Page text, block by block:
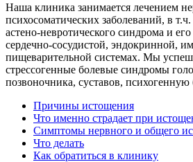
Наша клиника занимается лечением
психосоматических заболеваний, в
астено-невротического синдрома и
сердечно-сосудистой, эндокринной,
пищеварительной системах. Мы
стрессогенные болевые синдромы
позвоночника, суставов, психогенную
Причины истощения
Что именно страдает при
Симптомы нервного и общего
Что делать
Как обратиться в клинику